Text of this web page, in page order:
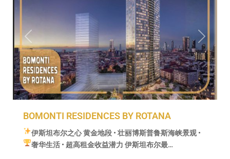
Previous Next
BOMONTI RESIDENCES BY ROTANA
伊斯坦布尔之心 黄金地段 • 壮丽博斯普鲁斯海峡景观 •
奢华生活 • 超高租金收益潜力 伊斯坦布尔最…